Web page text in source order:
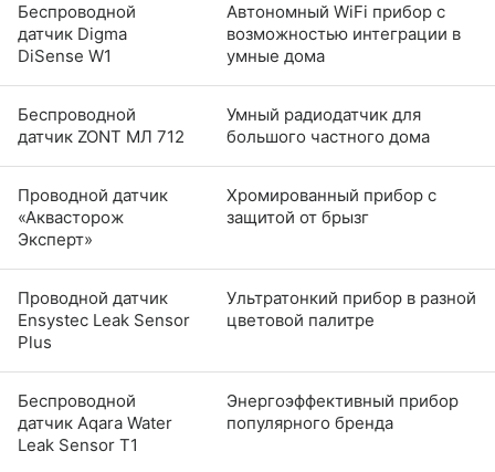
Беспроводной
датчик Digma
DiSense W1
Автономный WiFi прибор с
возможностью интеграции в
умные дома
Беспроводной
датчик ZONT МЛ 712
Умный радиодатчик для
большого частного дома
Проводной датчик
«Аквасторож
Эксперт»
Хромированный прибор с
защитой от брызг
Проводной датчик
Ensystec Leak Sensor
Plus
Ультратонкий прибор в разной
цветовой палитре
Беспроводной
датчик Aqara Water
Leak Sensor T1
Энергоэффективный прибор
популярного бренда